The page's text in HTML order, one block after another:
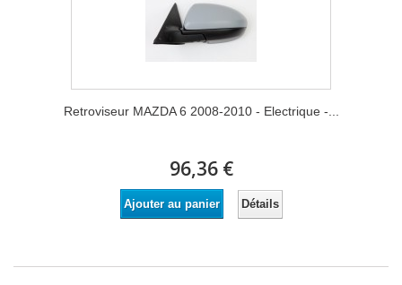
Retroviseur MAZDA 6 2008-2010 - Electrique -...
96,36 €
Ajouter au panier Détails